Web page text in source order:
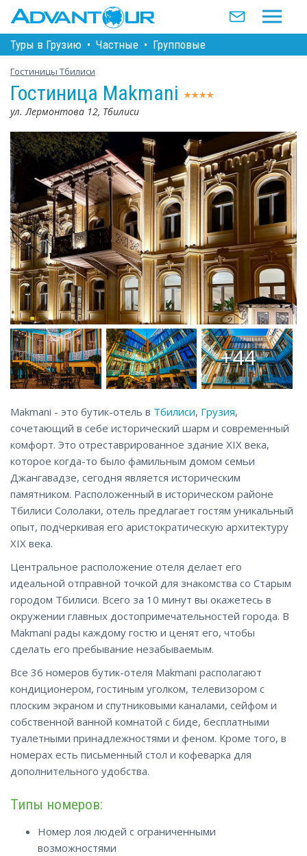
Туры в Грузию • Частные • Групповые
Гостиницы Тбилиси
Гостиница Makmani
ул. Лермонтова 12, Тбилиси
+44
Makmani - это бутик-отель в Тбилиси, Грузия,
сочетающий в себе исторический шарм и современный
комфорт. Это отреставрированное здание XIX века,
которое когда-то было фамильным домом семьи
Джангавадзе, сегодня является историческим
памятником. Расположенный в историческом районе
Тбилиси Сололаки, отель предлагает гостям уникальный
опыт, подчеркивая его аристократическую архитектуру
XIX века.
Центральное расположение отеля делает его
идеальной отправной точкой для знакомства со Старым
городом Тбилиси. Всего за 10 минут вы окажетесь в
окружении главных достопримечательностей города. В
Makmani рады каждому гостю и ценят его, чтобы
сделать его пребывание незабываемым.
Все 36 номеров бутик-отеля Makmani располагают
кондиционером, гостиным уголком, телевизором с
плоским экраном и спутниковыми каналами, сейфом и
собственной ванной комнатой с биде, бесплатными
туалетными принадлежностями и феном. Кроме того, в
номерах есть письменный стол и кофеварка для
дополнительного удобства.
Типы номеров:
Номер лоя людей с ограниченными
возможностями